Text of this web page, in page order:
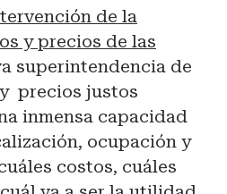
de la
y precios de las
superintendencia de
precios justos
inmensa capacidad
ocupación y
costos, cuáles